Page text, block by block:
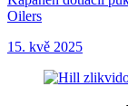
Oilers
15. kvě 2025